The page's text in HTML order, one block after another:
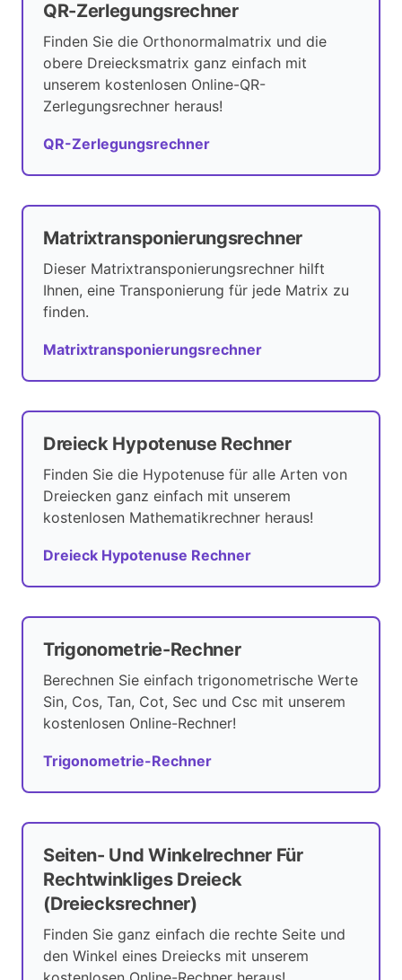
QR-Zerlegungsrechner
Finden Sie die Orthonormalmatrix und die
obere Dreiecksmatrix ganz einfach mit
unserem kostenlosen Online-QR-
Zerlegungsrechner heraus!
QR-Zerlegungsrechner
Matrixtransponierungsrechner
Dieser Matrixtransponierungsrechner hilft
Ihnen, eine Transponierung für jede Matrix zu
finden.
Matrixtransponierungsrechner
Dreieck Hypotenuse Rechner
Finden Sie die Hypotenuse für alle Arten von
Dreiecken ganz einfach mit unserem
kostenlosen Mathematikrechner heraus!
Dreieck Hypotenuse Rechner
Trigonometrie-Rechner
Berechnen Sie einfach trigonometrische Werte
Sin, Cos, Tan, Cot, Sec und Csc mit unserem
kostenlosen Online-Rechner!
Trigonometrie-Rechner
Seiten- Und Winkelrechner Für
Rechtwinkliges Dreieck
(Dreiecksrechner)
Finden Sie ganz einfach die rechte Seite und
den Winkel eines Dreiecks mit unserem